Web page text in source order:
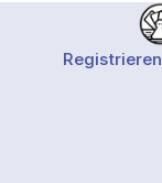
Registrieren